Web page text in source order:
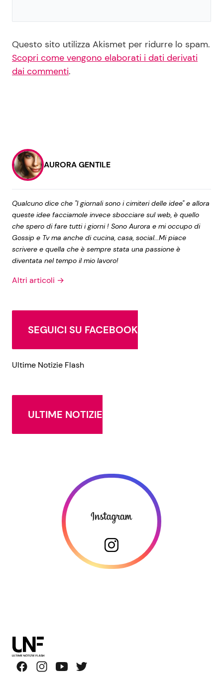
Questo sito utilizza Akismet per ridurre lo spam.
Scopri come vengono elaborati i dati derivati
dai commenti.
AURORA GENTILE
Qualcuno dice che "I giornali sono i cimiteri delle idee" e allora
queste idee facciamole invece sbocciare sul web, è quello
che spero di fare tutti i giorni ! Sono Aurora e mi occupo di
Gossip e Tv ma anche di cucina, casa, social...Mi piace
scrivere e quella che è sempre stata una passione è
diventata nel tempo il mio lavoro!
Altri articoli →
SEGUICI SU FACEBOOK
Ultime Notizie Flash
ULTIME NOTIZIE